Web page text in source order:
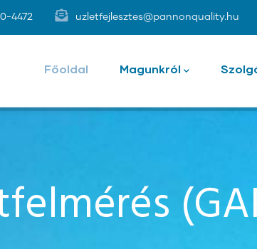
4472 uzletfejlesztes@pannonquality.hu
menü
Főoldal Magunkról